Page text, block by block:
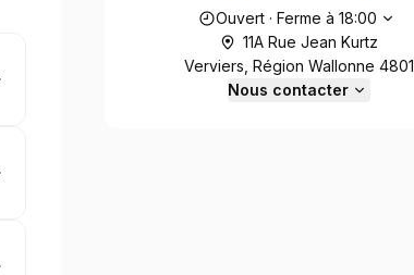
Heures d'ouverture
Ouvert ·Ferme à 18:00
11A Rue Jean Kurtz
Verviers, Région Wallonne 4801
Nous contacter